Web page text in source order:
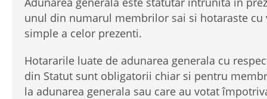
unul din numarul membrilor sai si hotaraste
simple a celor prezenti.
Hotararile luate de adunarea generala cu
din Statut sunt obligatorii chiar si pentru
la adunarea generala sau care au votat